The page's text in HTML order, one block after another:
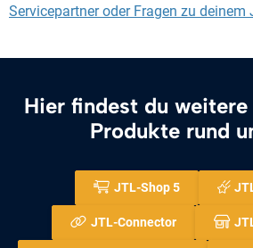
Servicepartner oder Fragen zu deinem
Hier findest du weitere
Produkte rund
JTL-Shop 5
JTL-Connector